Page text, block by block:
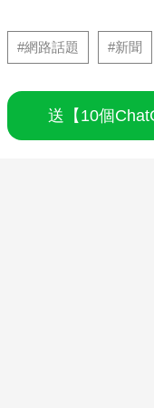
#網路話題 #新聞
送【10個